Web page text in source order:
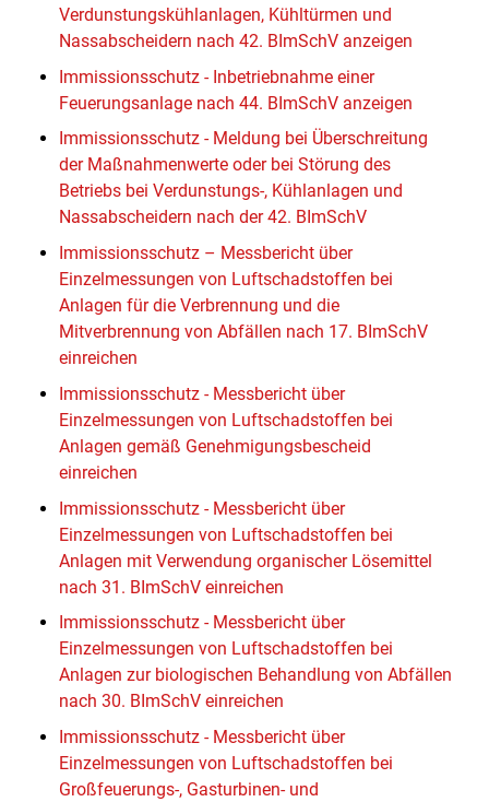
Verdunstungskühlanlagen, Kühltürmen und
Nassabscheidern nach 42. BImSchV anzeigen
Immissionsschutz - Inbetriebnahme einer
Feuerungsanlage nach 44. BImSchV anzeigen
Immissionsschutz - Meldung bei Überschreitung
der Maßnahmenwerte oder bei Störung des
Betriebs bei Verdunstungs-, Kühlanlagen und
Nassabscheidern nach der 42. BImSchV
Immissionsschutz – Messbericht über
Einzelmessungen von Luftschadstoffen bei
Anlagen für die Verbrennung und die
Mitverbrennung von Abfällen nach 17. BImSchV
einreichen
Immissionsschutz - Messbericht über
Einzelmessungen von Luftschadstoffen bei
Anlagen gemäß Genehmigungsbescheid
einreichen
Immissionsschutz - Messbericht über
Einzelmessungen von Luftschadstoffen bei
Anlagen mit Verwendung organischer Lösemittel
nach 31. BImSchV einreichen
Immissionsschutz - Messbericht über
Einzelmessungen von Luftschadstoffen bei
Anlagen zur biologischen Behandlung von Abfällen
nach 30. BImSchV einreichen
Immissionsschutz - Messbericht über
Einzelmessungen von Luftschadstoffen bei
Großfeuerungs-, Gasturbinen- und